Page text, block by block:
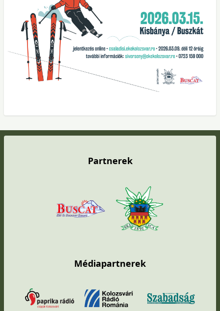
Partnerek
Médiapartnerek